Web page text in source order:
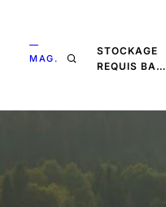
—
MAG.
STOCKAGE
REQUIS BA…